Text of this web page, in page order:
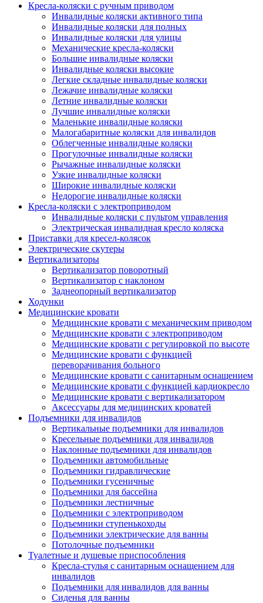
Кресла-коляски с ручным приводом
Инвалидные коляски активного типа
Инвалидные коляски для полных
Инвалидные коляски для улицы
Механические кресла-коляски
Большие инвалидные коляски
Инвалидные коляски высокие
Легкие складные инвалидные коляски
Лежачие инвалидные коляски
Летние инвалидные коляски
Лучшие инвалидные коляски
Маленькие инвалидные коляски
Малогабаритные коляски для инвалидов
Облегченные инвалидные коляски
Прогулочные инвалидные коляски
Рычажные инвалидные коляски
Узкие инвалидные коляски
Широкие инвалидные коляски
Недорогие инвалидные коляски
Кресла-коляски с электроприводом
Инвалидные коляски с пультом управления
Электрическая инвалидная кресло коляска
Приставки для кресел-колясок
Электрические скутеры
Вертикализаторы
Вертикализатор поворотный
Вертикализатор с наклоном
Заднеопорный вертикализатор
Ходунки
Медицинские кровати
Медицинские кровати с механическим приводом
Медицинские кровати с электроприводом
Медицинские кровати с регулировкой по высоте
Медицинские кровати с функцией
переворачивания больного
Медицинские кровати с санитарным оснащением
Медицинские кровати с функцией кардиокресло
Медицинские кровати с вертикализатором
Аксессуары для медицинских кроватей
Подъемники для инвалидов
Вертикальные подъемники для инвалидов
Кресельные подъемники для инвалидов
Наклонные подъемники для инвалидов
Подъемники автомобильные
Подъемники гидравлические
Подъемники гусеничные
Подъемники для бассейна
Подъемники лестничные
Подъемники с электроприводом
Подъемники ступенькоходы
Подъемники электрические для ванны
Потолочные подъемники
Туалетные и душевые приспособления
Кресла-стулья с санитарным оснащением для
инвалидов
Подъемники для инвалидов для ванны
Сиденья для ванны